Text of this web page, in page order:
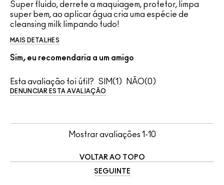
Super fluido, derrete a maquiagem, protetor, limpa
super bem, ao aplicar água cria uma espécie de
cleansing milk limpando tudo!
MAIS DETALHES
Sim, eu recomendaria a um amigo
Esta avaliação foi útil? 1 0
DENUNCIAR ESTA AVALIAÇÃO
Mostrar avaliações 1-10
VOLTAR AO TOPO
SEGUINTE